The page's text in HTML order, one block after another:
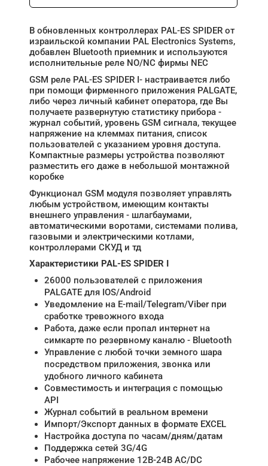
В обновленных контроллерах PAL-ES SPIDER от
израильской компании PAL Electronics Systems,
добавлен Bluetooth приемник и используются
исполнительные реле NO/NC фирмы NEC
GSM реле PAL-ES SPIDER I- настраивается либо
при помощи фирменного приложения PALGATE,
либо через личный кабинет оператора, где Вы
получаете развернутую статистику прибора -
журнал событий, уровень GSM сигнала, текущее
напряжение на клеммах питания, список
пользователей с указанием уровня доступа.
Компактные размеры устройства позволяют
разместить его даже в небольшой монтажной
коробке
Функционал GSM модуля позволяет управлять
любым устройством, имеющим контакты
внешнего управления - шлагбаумами,
автоматическими воротами, системами полива,
газовыми и электрическими котлами,
контроллерами СКУД и тд
Характеристики PAL-ES SPIDER I
26000 пользователей с приложения
PALGATE для IOS/Android
Уведомление на E-mail/Telegram/Viber при
сработке тревожного входа
Работа, даже если пропал интернет на
симкарте по резервному каналю - Bluetooth
Управление с любой точки земного шара
посредством приложения, звонка или
удобного личного кабинета
Совместимость и интеграция с помощью
API
Журнал событий в реальном времени
Импорт/Экспорт данных в формате EXCEL
Настройка доступа по часам/дням/датам
Поддержка сетей 3G/4G
Рабочее напряжение 12В-24В AC/DC